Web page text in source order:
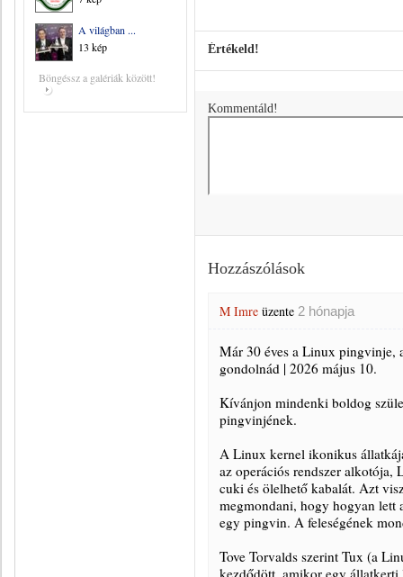
A világban ...
13 kép
Böngéssz a galériák között!
Értékeld!
Kommentáld!
Hozzászólások
M Imre üzente 2 hónapja
Már 30 éves a Linux pingvinje,
gondolnád | 2026 május 10.
Kívánjon mindenki boldog
pingvinjének.
A Linux kernel ikonikus
az operációs rendszer alkotója,
cuki és ölelhető kabalát. Azt
megmondani, hogy hogyan lett
egy pingvin. A feleségének
Tove Torvalds szerint Tux (a
kezdődött, amikor egy